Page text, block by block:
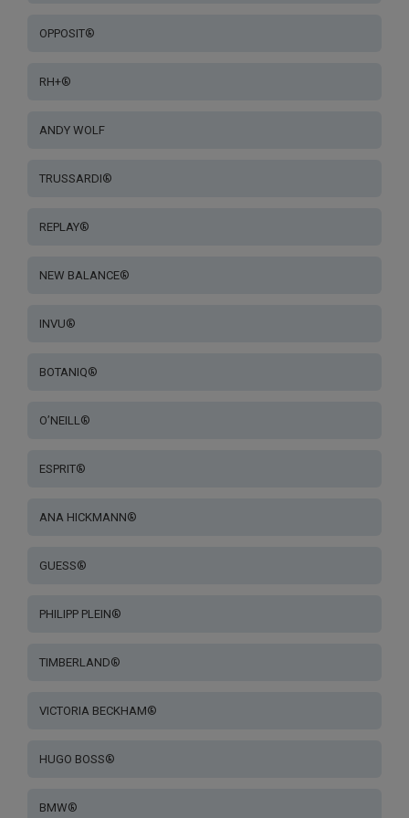
OPPOSIT®
RH+®
ANDY WOLF
TRUSSARDI®
REPLAY®
NEW BALANCE®
INVU®
BOTANIQ®
O’NEILL®
ESPRIT®
ANA HICKMANN®
GUESS®
PHILIPP PLEIN®
TIMBERLAND®
VICTORIA BECKHAM®
HUGO BOSS®
BMW®